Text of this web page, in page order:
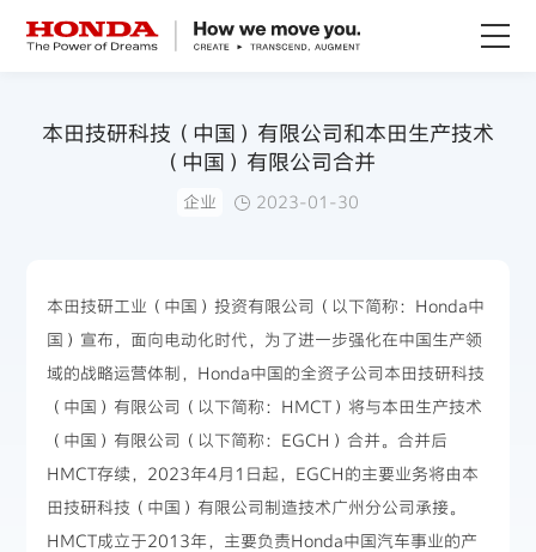
技术创新
赛事运动
新闻资讯
本田技研科技（中国）有限公司和本田生产技术
（中国）有限公司合并
企业 2023-01-30
本田技研工业（中国）投资有限公司（以下简称：Honda中
国）宣布，面向电动化时代，为了进一步强化在中国生产领
域的战略运营体制，Honda中国的全资子公司本田技研科技
（中国）有限公司（以下简称：HMCT）将与本田生产技术
（中国）有限公司（以下简称：EGCH）合并。合并后
HMCT存续，2023年4月1日起，EGCH的主要业务将由本
田技研科技（中国）有限公司制造技术广州分公司承接。
HMCT成立于2013年，主要负责Honda中国汽车事业的产